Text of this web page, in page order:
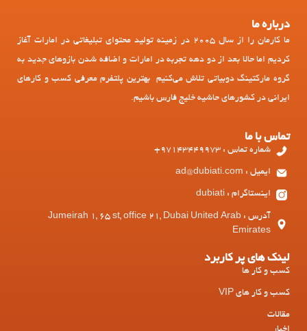
درباره ما
ما کارمان را از سال 2005 در زمینه تولید محتوای تبلیغاتی در امارات آغاز
کردیم اما حالا بعد از دو دهه تجربه در امارات و اضافه شدن بازوهای جدید به
گروه مارکتینگ دوبیاتی تلاش می‌کنیم بهترین پلتفرم معرفی کسب و کارهای
ایرانی در کشورهای حاشیه خلیج فارس باشیم.
تماس با ما
شماره تماس : 97143449973+
ایمیل : ad@dubiati.com
اینستاگرام : dubiati
آدرس : Jumeirah 1, 65 st, office 21, Dubai United Arab
Emirates
لینک های پر کاربرد
کسب و کار ها
کسب و کار های VIP
مقالات